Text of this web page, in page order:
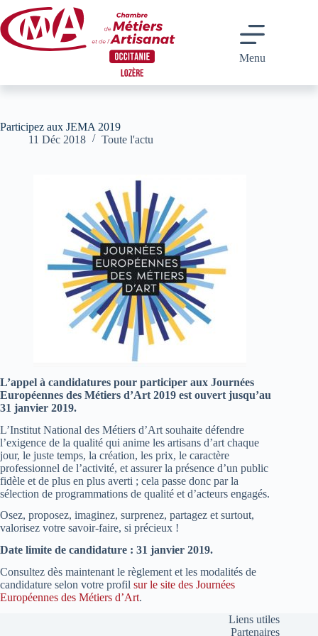
au
contenu
Menu
Participez aux JEMA 2019
11 Déc 2018
Toute l'actu
L’appel à candidatures pour participer aux Journées
Européennes des Métiers d’Art 2019 est ouvert jusqu’au
31 janvier 2019.
L’Institut National des Métiers d’Art souhaite défendre
l’exigence de la qualité qui anime les artisans d’art chaque
jour, le juste temps, la création, les prix, le caractère
professionnel de l’activité, et assurer la présence d’un public
fidèle et de plus en plus averti ; cela passe donc par la
sélection de programmations de qualité et d’acteurs engagés.
Osez, proposez, imaginez, surprenez, partagez et surtout,
valorisez votre savoir-faire, si précieux !
Date limite de candidature : 31 janvier 2019.
Consultez dès maintenant le règlement et les modalités de
candidature selon votre profil sur le site des Journées
Européennes des Métiers d’Art.
Liens utiles
Partenaires